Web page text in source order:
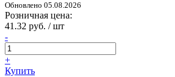
Обновлено 05.08.2026
Розничная цена:
41.32 руб. / шт
-
+
Купить